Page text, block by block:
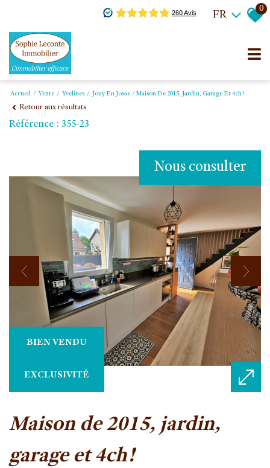
FR
0
Accueil Vente Yvelines Jouy En Josas Maison De 2015, Jardin, Garage Et 4ch!
Retour aux résultats
Référence : 355-23
BIEN VENDU
EXCLUSIVITÉ
Nous consulter
maison de 2015, jardin,
garage et 4ch!